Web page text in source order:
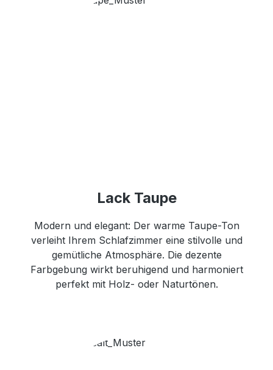
Lack Taupe
Modern und elegant: Der warme Taupe-Ton
verleiht Ihrem Schlafzimmer eine stilvolle und
gemütliche Atmosphäre. Die dezente
Farbgebung wirkt beruhigend und harmoniert
perfekt mit Holz- oder Naturtönen.